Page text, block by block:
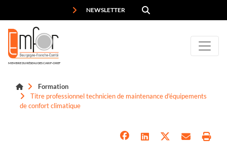
NEWSLETTER
MEMBRE DU RÉSEAU DES CARIF-OREF
Formation
Titre professionnel technicien de maintenance d'équipements
de confort climatique
Panneau de gestion des cookies